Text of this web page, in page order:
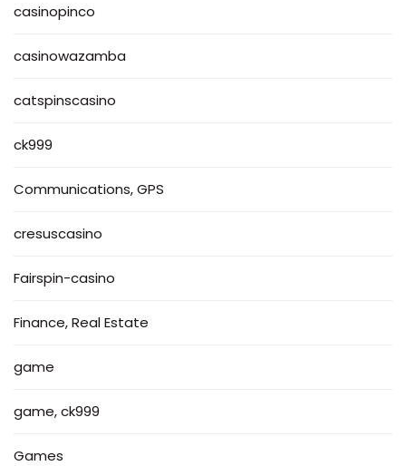
casinopinco
casinowazamba
catspinscasino
ck999
Communications, GPS
cresuscasino
Fairspin-casino
Finance, Real Estate
game
game, ck999
Games